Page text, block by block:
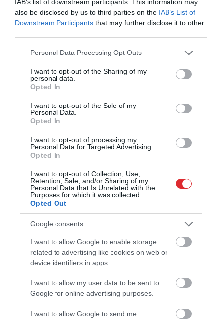
IAB’s list of downstream participants. This information may
also be disclosed by us to third parties on the IAB’s List of
Downstream Participants that may further disclose it to other
Please note that this website/app uses one or more Google
not limited to your visit or usage behaviour. You may click to
grant or deny consent to Google and its third-party tags to
use your data for below specified purposes in below Google
consent section.
Personal Data Processing Opt Outs
I want to opt-out of the Sharing of my
personal data.
Opted In
I want to opt-out of the Sale of my
Personal Data.
Opted In
I want to opt-out of processing my
Personal Data for Targeted Advertising.
Opted In
I want to opt-out of Collection, Use,
Retention, Sale, and/or Sharing of my
Personal Data that Is Unrelated with the
Purposes for which it was collected.
Opted Out
Google consents
I want to allow Google to enable storage
related to advertising like cookies on web or
device identifiers in apps.
I want to allow my user data to be sent to
Google for online advertising purposes.
I want to allow Google to send me
Rasimas saņemto
kompensāciju
Specdienestipēdējā
brīdī novērš Krievijas
plānotu atentātu pret
dronu ražotāju Eiropā
“Pilnīgs
haoss!” Rīgas
lidostā ceļotāji šodien
Skaidrojam, kas
atgadījies
Atcelt Ziņot